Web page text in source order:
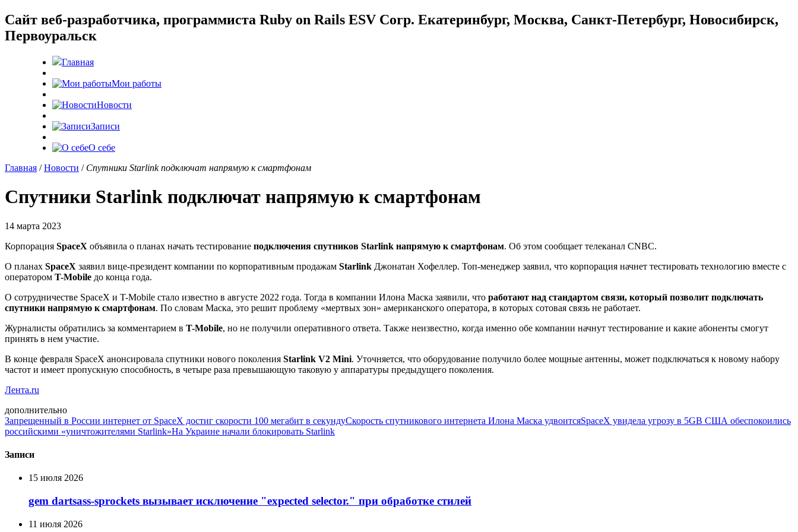
Cайт веб-разработчика, программиста Ruby on Rails ESV Corp. Екатеринбург, Москва, Санкт-Петербург, Новосибирск,
Первоуральск
Главная
Мои работы
Новости
Записи
О себе
Главная /Новости / Спутники Starlink подключат напрямую к смартфонам
Спутники Starlink подключат напрямую к смартфонам
14 марта 2023
Корпорация SpaceX объявила о планах начать тестирование подключения спутников Starlink напрямую к смартфонам. Об этом сообщает телеканал CNBC.
О планах SpaceX заявил вице-президент компании по корпоративным продажам Starlink Джонатан Хофеллер. Топ-менеджер заявил, что корпорация начнет тестировать технологию вместе с
оператором T-Mobile до конца года.
О сотрудничестве SpaceX и T-Mobile стало известно в августе 2022 года. Тогда в компании Илона Маска заявили, что работают над стандартом связи, который позволит подключать
спутники напрямую к смартфонам. По словам Маска, это решит проблему «мертвых зон» американского оператора, в которых сотовая связь не работает.
Журналисты обратились за комментарием в T-Mobile, но не получили оперативного ответа. Также неизвестно, когда именно обе компании начнут тестирование и какие абоненты смогут
принять в нем участие.
В конце февраля SpaceX анонсировала спутники нового поколения Starlink V2 Mini. Уточняется, что оборудование получило более мощные антенны, может подключаться к новому набору
частот и имеет пропускную способность, в четыре раза превышающую таковую у аппаратуры предыдущего поколения.
Лента.ru
дополнительно
Запрещенный в России интернет от SpaceX достиг скорости 100 мегабит в секундуСкорость спутникового интернета Илона Маска удвоитсяSpaceX увидела угрозу в 5GВ США обеспокоились
российскими «уничтожителями Starlink»На Украине начали блокировать Starlink
Записи
15 июля 2026
gem dartsass-sprockets вызывает исключение "expected selector." при обработке стилей
11 июля 2026